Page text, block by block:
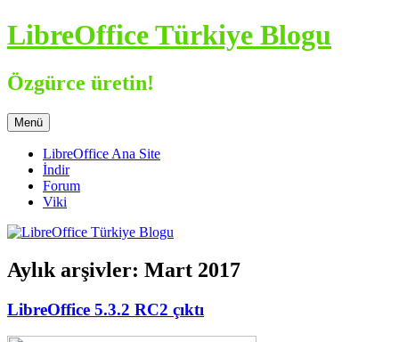
İçeriğe
atla
LibreOffice Türkiye Blogu
Özgürce üretin!
Menü
LibreOffice Ana Site
İndir
Forum
Viki
Aylık arşivler: Mart 2017
LibreOffice 5.3.2 RC2 çıktı